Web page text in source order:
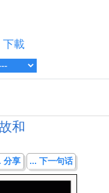
下載
和
分享 ... 下一句话